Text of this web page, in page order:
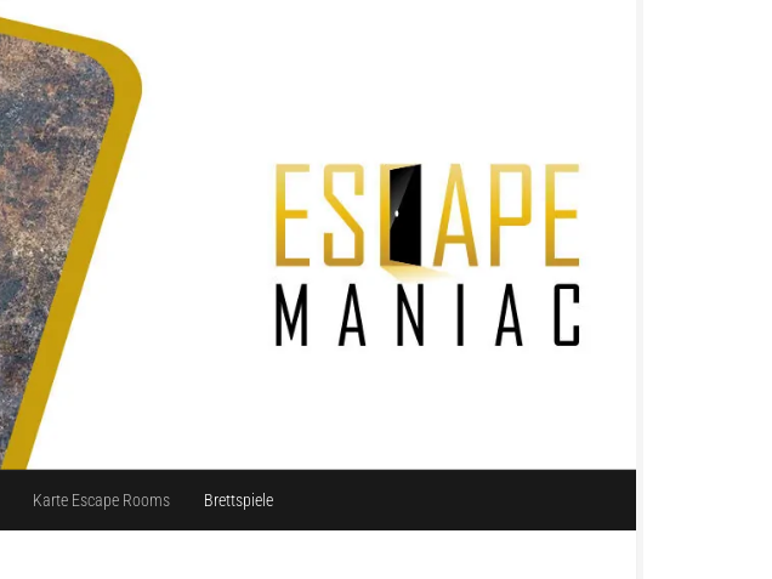
Karte Escape Rooms Brettspiele